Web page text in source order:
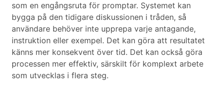
som en engångsruta för promptar. Systemet kan
bygga på den tidigare diskussionen i tråden, så
användare behöver inte upprepa varje antagande,
instruktion eller exempel. Det kan göra att resultatet
känns mer konsekvent över tid. Det kan också göra
processen mer effektiv, särskilt för komplext arbete
som utvecklas i flera steg.